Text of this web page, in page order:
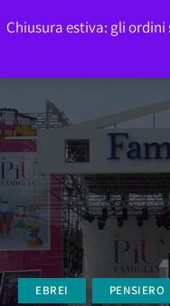
EBREI PENSIERO
Chiusura estiva: gli ordini